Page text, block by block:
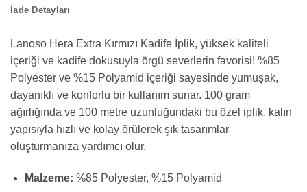
İade Detayları
Lanoso Hera Extra Kırmızı Kadife İplik, yüksek kaliteli
içeriği ve kadife dokusuyla örgü severlerin favorisi! %85
Polyester ve %15 Polyamid içeriği sayesinde yumuşak,
dayanıklı ve konforlu bir kullanım sunar. 100 gram
ağırlığında ve 100 metre uzunluğundaki bu özel iplik, kalın
yapısıyla hızlı ve kolay örülerek şık tasarımlar
oluşturmanıza yardımcı olur.
Malzeme: %85 Polyester, %15 Polyamid